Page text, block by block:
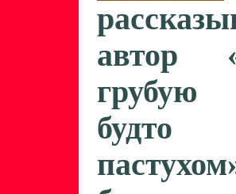
автор
грубую